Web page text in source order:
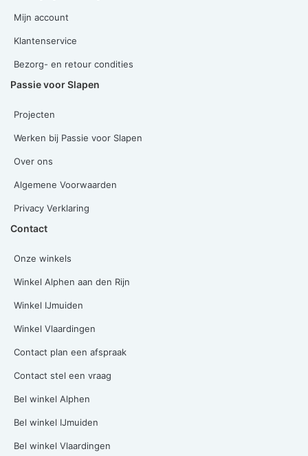
Mijn account
Klantenservice
Bezorg- en retour condities
Passie voor Slapen
Projecten
Werken bij Passie voor Slapen
Over ons
Algemene Voorwaarden
Privacy Verklaring
Contact
Onze winkels
Winkel Alphen aan den Rijn
Winkel IJmuiden
Winkel Vlaardingen
Contact plan een afspraak
Contact stel een vraag
Bel winkel Alphen
Bel winkel IJmuiden
Bel winkel Vlaardingen